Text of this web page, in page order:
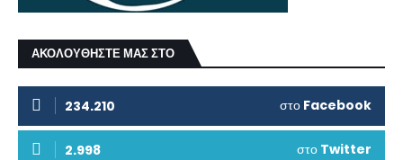
ΑΚΟΛΟΥΘΗΣΤΕ ΜΑΣ ΣΤΟ
234.210 στο Facebook
2.998 στο Twitter